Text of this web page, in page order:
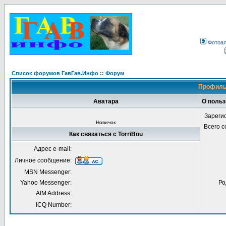
Список форумов ГавГав.Инфо :: Форум
Аватара О
Новичок
Всего
Как связаться с TorriBou
Адрес e-mail:
Личное сообщение:
MSN Messenger:
Yahoo Messenger:
AIM Address:
ICQ Number: